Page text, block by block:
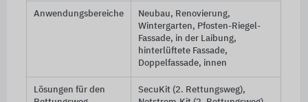
Anwendungsbereiche
Neubau, Renovierung,
Wintergarten, Pfosten-Riegel-
Fassade, in der Laibung,
hinterlüftete Fassade,
Doppelfassade, innen
Lösungen für den
SecuKit (2. Rettungsweg),